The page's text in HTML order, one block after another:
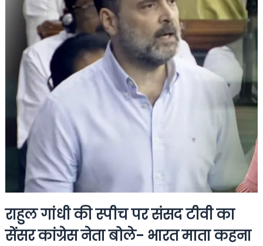
राहुल गांधी की स्पीच पर संसद टीवी का
सेंसर कांग्रेस नेता बोले- भारत माता कहना